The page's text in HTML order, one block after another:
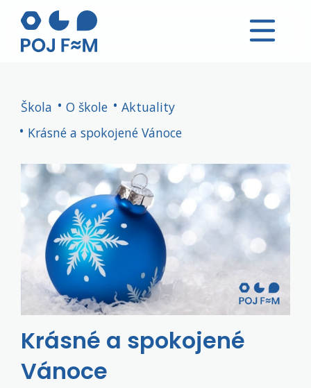
Škola O škole
Aktuality
Krásné a spokojené Vánoce
Krásné a spokojené
Vánoce